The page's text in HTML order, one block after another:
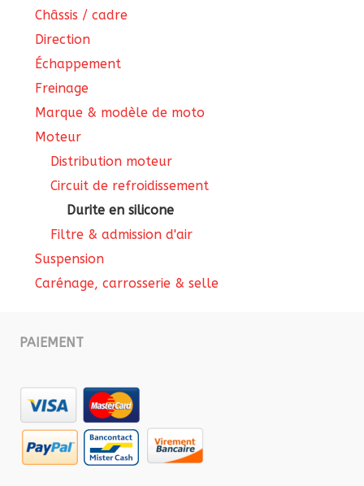
Châssis / cadre
Direction
Échappement
Freinage
Marque & modèle de moto
Moteur
Distribution moteur
Circuit de refroidissement
Durite en silicone
Filtre & admission d'air
Suspension
Carénage, carrosserie & selle
PAIEMENT